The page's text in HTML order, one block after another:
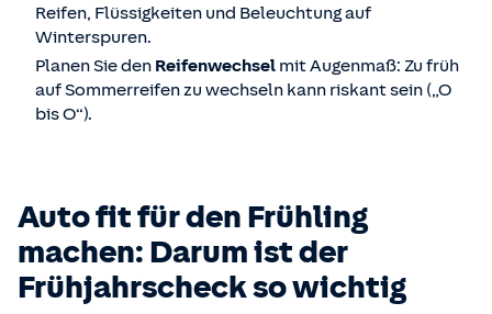
Reifen, Flüssigkeiten und Beleuchtung auf
Winterspuren.
Planen Sie den Reifenwechsel mit Augenmaß: Zu früh
auf Sommerreifen zu wechseln kann riskant sein („O
bis O“).
Auto fit für den Frühling
machen: Darum ist der
Frühjahrscheck so wichtig